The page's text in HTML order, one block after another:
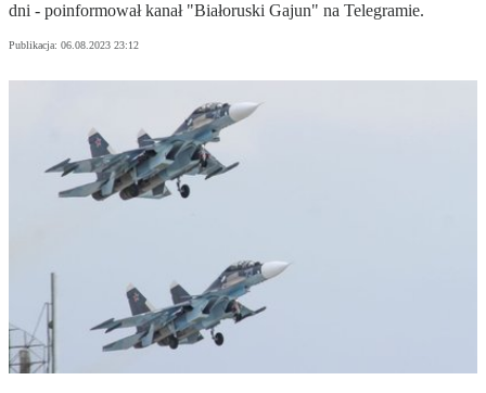
dni - poinformował kanał "Białoruski Gajun" na Telegramie.
Publikacja: 06.08.2023 23:12